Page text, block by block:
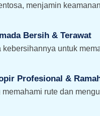
menjamin
Bersih & Terawat
untuk
Profesional &
rute dan